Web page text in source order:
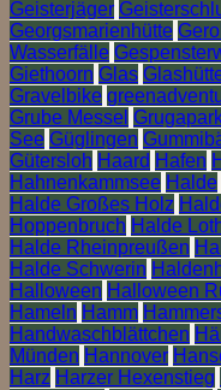
Geisterjäger
Georgsmarienhütte
Wasserfälle
Giethoorn Glas
Gravelbike
Grube Messel
See Güglingen
Gütersloh Haard Hafen
Hahnenkammsee Halde
Halde Großes Holz
Hoppenbruch Halde
Halde Rheinpreußen
Halde Schwerin
Halloween Halloween
Hameln Hamm
Handwaschblättchen
Münden Hannover
Harz Harzer Hexenstieg